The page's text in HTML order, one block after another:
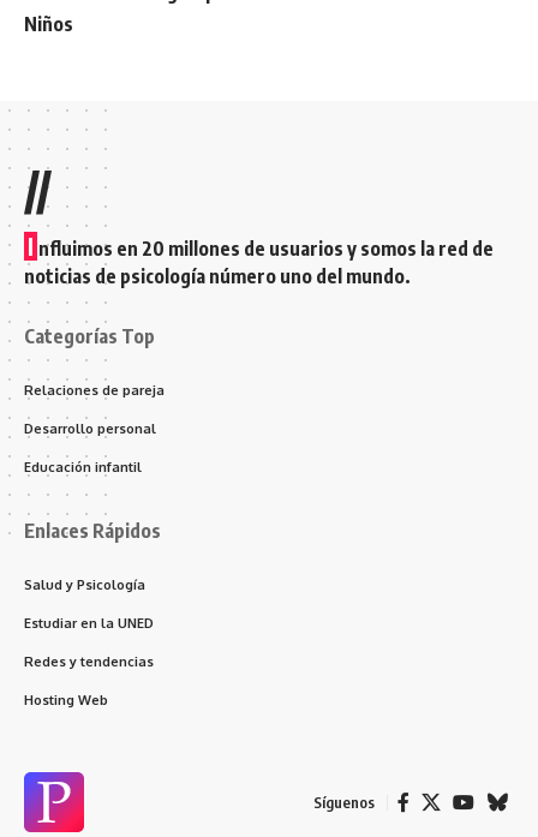
Niños
//
I nfluimos en 20 millones de usuarios y somos la red de
noticias de psicología número uno del mundo.
Categorías Top
Relaciones de pareja
Desarrollo personal
Educación infantil
Enlaces Rápidos
Salud y Psicología
Estudiar en la UNED
Redes y tendencias
Hosting Web
Síguenos